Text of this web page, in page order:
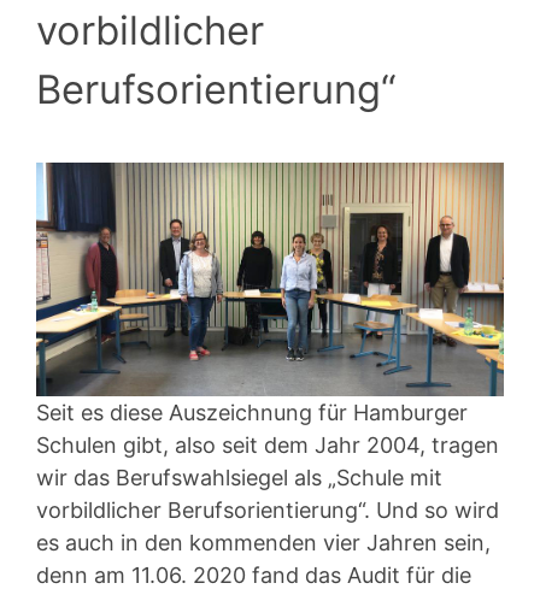
vorbildlicher
Berufsorientierung“
Seit es diese Auszeichnung für Hamburger
Schulen gibt, also seit dem Jahr 2004, tragen
wir das Berufswahlsiegel als „Schule mit
vorbildlicher Berufsorientierung“. Und so wird
es auch in den kommenden vier Jahren sein,
denn am 11.06. 2020 fand das Audit für die